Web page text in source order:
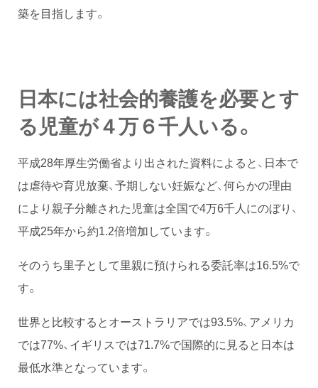
築を目指します。
日本には社会的養護を必要とす
る児童が４万６千人いる。
平成28年厚生労働省より出された資料によると、日本で
は虐待や育児放棄、予期しない妊娠など、何らかの理由
により親子分離された児童は全国で4万6千人にのぼり、
平成25年から約1.2倍増加しています。
そのうち里子として里親に預けられる委託率は16.5%で
す。
世界と比較するとオーストラリアでは93.5%、アメリカ
では77%、イギリスでは71.7%で国際的に見ると日本は
最低水準となっています。